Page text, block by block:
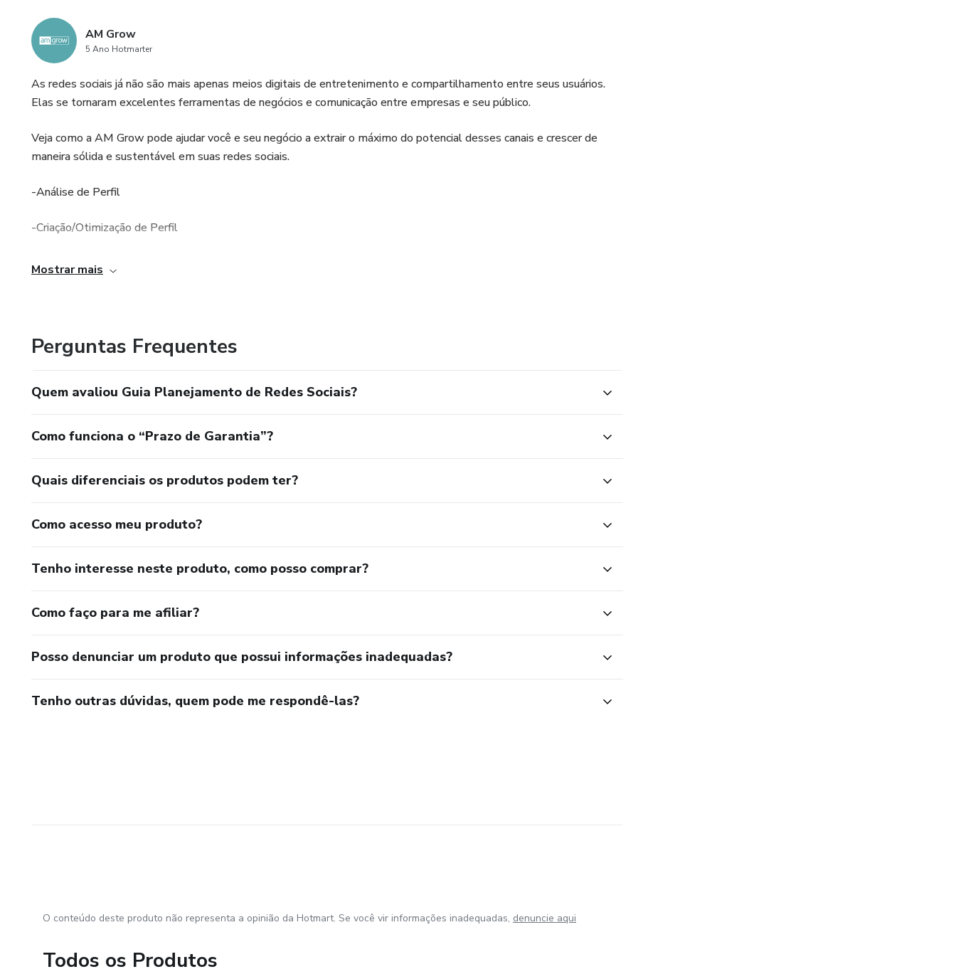
AM Grow
5 Ano Hotmarter
As redes sociais já não são mais apenas meios digitais de entretenimento e compartilhamento entre seus usuários.
Elas se tornaram excelentes ferramentas de negócios e comunicação entre empresas e seu público.
Veja como a AM Grow pode ajudar você e seu negócio a extrair o máximo do potencial desses canais e crescer de
maneira sólida e sustentável em suas redes sociais.
-Análise de Perfil
-Criação/Otimização de Perfil
-Planejamento de Redes Sociais
Mostrar mais
Perguntas Frequentes
Quem avaliou Guia Planejamento de Redes Sociais?
Como funciona o “Prazo de Garantia”?
Quais diferenciais os produtos podem ter?
Como acesso meu produto?
Tenho interesse neste produto, como posso comprar?
Como faço para me afiliar?
Posso denunciar um produto que possui informações inadequadas?
Tenho outras dúvidas, quem pode me respondê-las?
O conteúdo deste produto não representa a opinião da Hotmart. Se você vir informações inadequadas, denuncie aqui
Todos os Produtos